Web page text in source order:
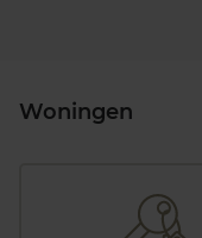
Woningen